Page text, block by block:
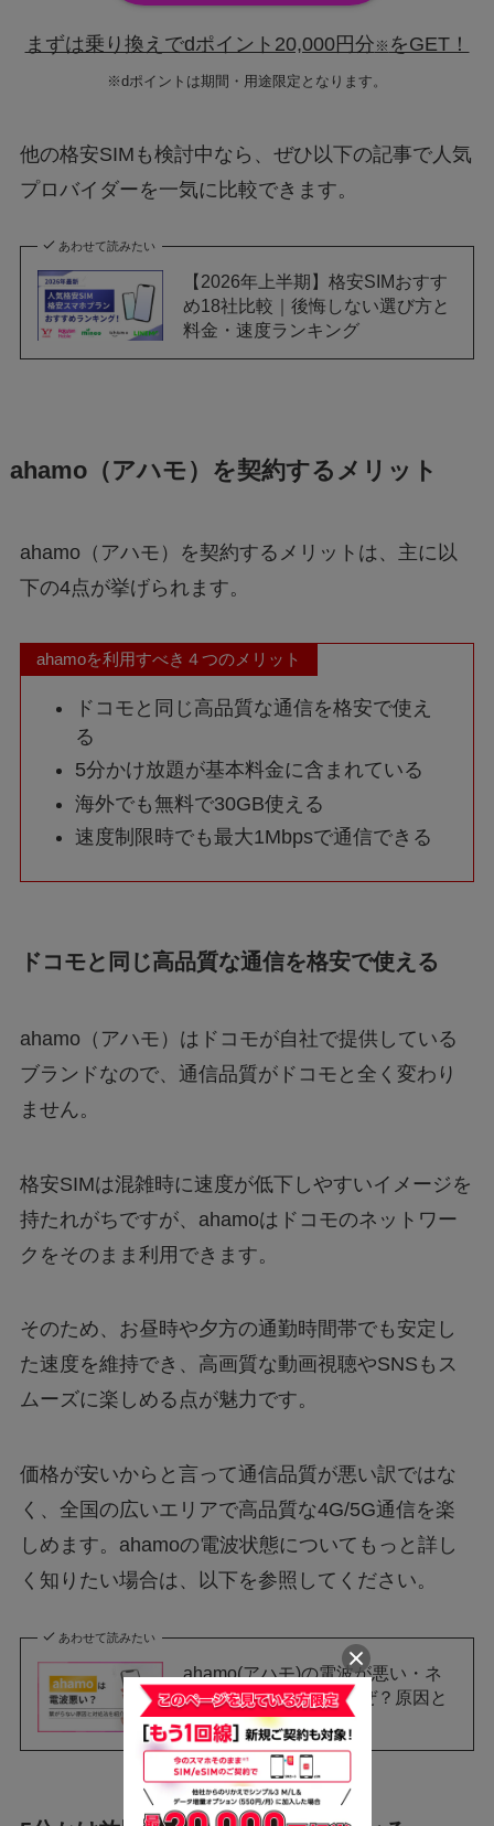
まずは乗り換えでdポイント20,000円分 ※ をGET！
※dポイントは期間・用途限定となります。
他の格安SIMも検討中なら、ぜひ以下の記事で人気
プロバイダーを一気に比較できます。
あわせて読みたい
【2026年上半期】格安SIMおすす
め18社比較｜後悔しない選び方と
料金・速度ランキング
ahamo（アハモ）を契約するメリット
ahamo（アハモ）を契約するメリットは、主に以
下の4点が挙げられます。
ahamoを利用すべき４つのメリット
ドコモと同じ高品質な通信を格安で使え
る
5分かけ放題が基本料金に含まれている
海外でも無料で30GB使える
速度制限時でも最大1Mbpsで通信できる
ドコモと同じ高品質な通信を格安で使える
ahamo（アハモ）はドコモが自社で提供している
ブランドなので、通信品質がドコモと全く変わり
ません。
格安SIMは混雑時に速度が低下しやすいイメージを
持たれがちですが、ahamoはドコモのネットワー
クをそのまま利用できます。
そのため、お昼時や夕方の通勤時間帯でも安定し
た速度を維持でき、高画質な動画視聴やSNSもス
ムーズに楽しめる点が魅力です。
価格が安いからと言って通信品質が悪い訳ではな
く、全国の広いエリアで高品質な4G/5G通信を楽
しめます。ahamoの電波状態についてもっと詳し
く知りたい場合は、以下を参照してください。
あわせて読みたい
ahamo(アハモ)の電波が悪い・ネ
ット繋がらないのはなぜ？原因と
iPhone等の対処法